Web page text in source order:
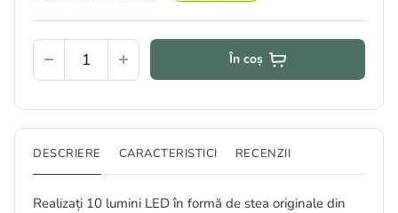
În coș
DESCRIERE CARACTERISTICI RECENZII
Realizați 10 lumini LED în formă de stea originale din